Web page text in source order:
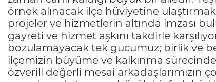
örnek alınacak ilçe hüviyetine
projeler ve hizmetlerin altında imzası
gayreti ve hizmet aşkını takdirle
bozulamayacak tek gücümüz; birlik ve
ilçemizin büyüme ve kalkınma
özverili değerli mesai arkadaşlarımızın